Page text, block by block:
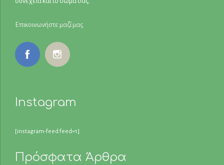
Επικοινωνήστε μαζί μας
Instagram
[instagram-feed feed=1]
Πρόσφατα Άρθρα